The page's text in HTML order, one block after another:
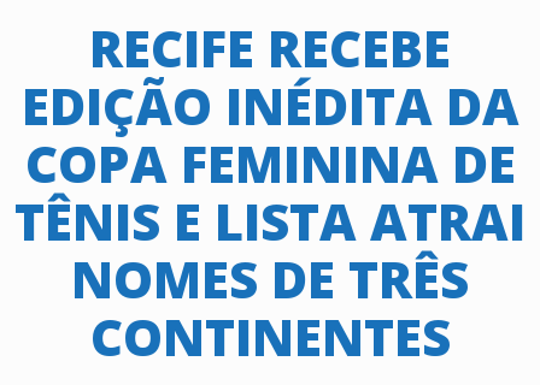
RECIFE RECEBE
EDIÇÃO INÉDITA DA
COPA FEMININA DE
TÊNIS E LISTA ATRAI
NOMES DE TRÊS
CONTINENTES